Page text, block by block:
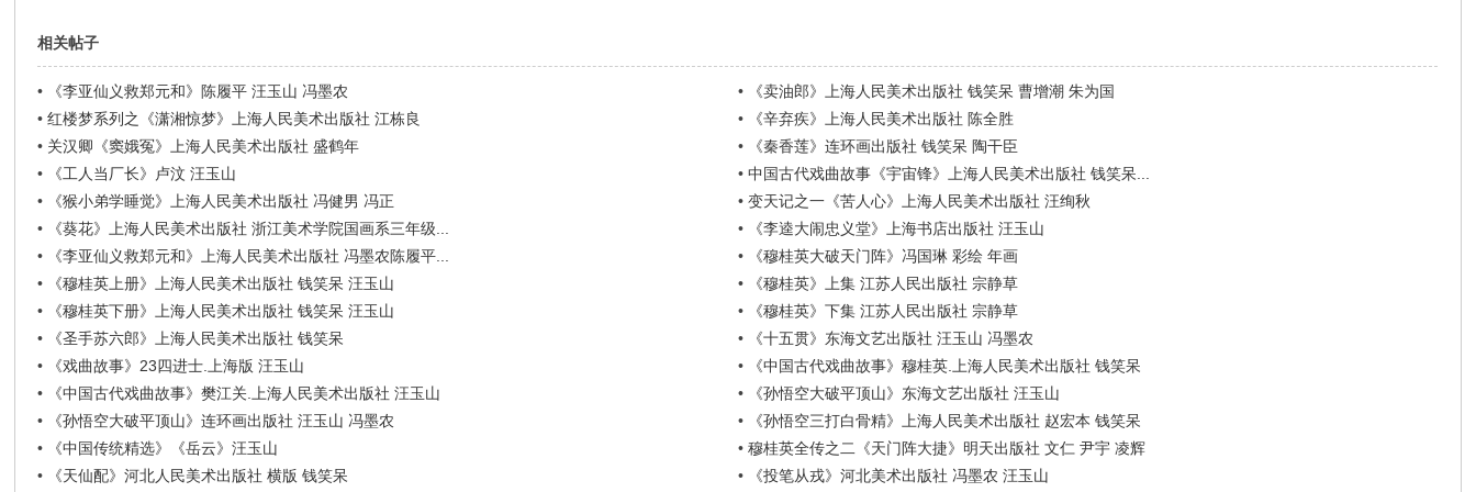
相关帖子
• 《李亚仙义救郑元和》陈履平 汪玉山 冯墨农 •
《卖油郎》上海人民美术出版社 钱笑呆 曹增潮 朱为国
•红楼梦系列之《潇湘惊梦》上海人民美术出版社 江栋良 •
《辛弃疾》上海人民美术出版社 陈全胜
• 关汉卿《窦娥冤》上海人民美术出版社 盛鹤年 •
《秦香莲》连环画出版社 钱笑呆 陶干臣
•
《工人当厂长》卢汶 汪玉山 • 中国古代戏曲故事《宇宙锋》上海人民美术出版社 钱笑呆...
•
《猴小弟学睡觉》上海人民美术出版社 冯健男 冯正 • 变天记之一《苦人心》上海人民美术出版社 汪绚秋
•
《葵花》上海人民美术出版社 浙江美术学院国画系三年级... •
《李逵大闹忠义堂》上海书店出版社 汪玉山
•
《李亚仙义救郑元和》上海人民美术出版社 冯墨农陈履平... •
《穆桂英大破天门阵》冯国琳 彩绘 年画
•
《穆桂英上册》上海人民美术出版社 钱笑呆 汪玉山 •
《穆桂英》上集 江苏人民出版社 宗静草
•
《穆桂英下册》上海人民美术出版社 钱笑呆 汪玉山 •
《穆桂英》下集 江苏人民出版社 宗静草
•
《圣手苏六郎》上海人民美术出版社 钱笑呆 •
《十五贯》东海文艺出版社 汪玉山 冯墨农
•
《戏曲故事》23四进士.上海版 汪玉山 •
《中国古代戏曲故事》穆桂英.上海人民美术出版社 钱笑呆
•
《中国古代戏曲故事》樊江关.上海人民美术出版社 汪玉山 •
《孙悟空大破平顶山》东海文艺出版社 汪玉山
•
《孙悟空大破平顶山》连环画出版社 汪玉山 冯墨农 •
《孙悟空三打白骨精》上海人民美术出版社 赵宏本 钱笑呆
•
《中国传统精选》《岳云》汪玉山 • 穆桂英全传之二《天门阵大捷》明天出版社 文仁 尹宇 凌辉
•
《天仙配》河北人民美术出版社 横版 钱笑呆 • 《投笔从戎》河北美术出版社 冯墨农 汪玉山